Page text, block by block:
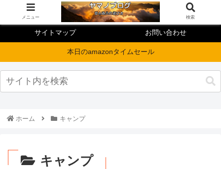
サイトマップ お問い合わせ
本日のamazonタイムセール
ホーム キャンプ
キャンプ
メニュー 検索